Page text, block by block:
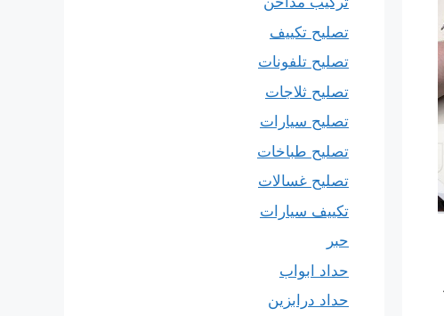
تصليح تكييف
تصليح تلفونات
تصليح ثلاجات
تصليح سيارات
تصليح طباخات
تصليح غسالات
تكييف سيارات
حبر
حداد ابواب
حداد درابزين